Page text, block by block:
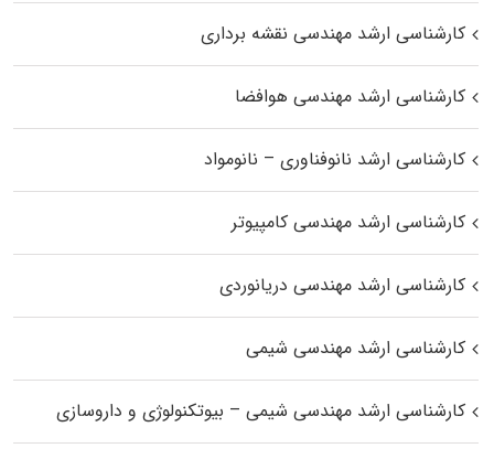
کارشناسی ارشد مهندسی نقشه برداری
کارشناسی ارشد مهندسی هوافضا
کارشناسی ارشد نانوفناوری – نانومواد
کارشناسی ارشد مهندسی کامپیوتر
کارشناسی ارشد مهندسی دریانوردی
کارشناسی ارشد مهندسی شیمی
کارشناسی ارشد مهندسی شیمی – بیوتکنولوژی و داروسازی